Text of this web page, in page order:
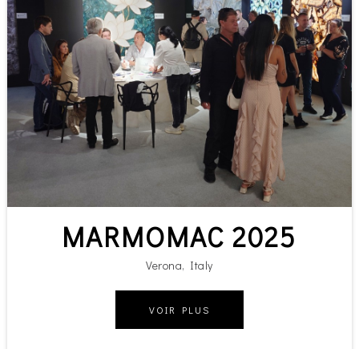
MARMOMAC 2025
Verona, Italy
VOIR PLUS